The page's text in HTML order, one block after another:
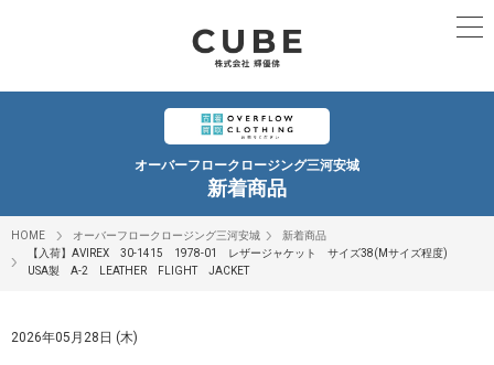
オーバーフロークロージング三河安城
新着商品
HOME オーバーフロークロージング三河安城
新着商品
【入荷】AVIREX 30-1415 1978-01 レザージャケット サイズ38(Mサイズ程度)
USA製 A-2 LEATHER FLIGHT JACKET
2026年05月28日 (木)